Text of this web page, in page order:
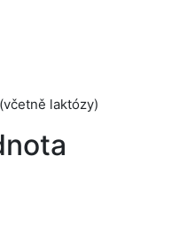
laktózy)